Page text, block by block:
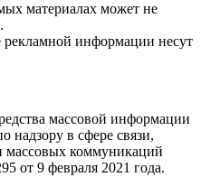
материалах может не
рекламной информации несут
массовой информации
надзору в сфере связи,
коммуникаций
от 9 февраля 2021 года.